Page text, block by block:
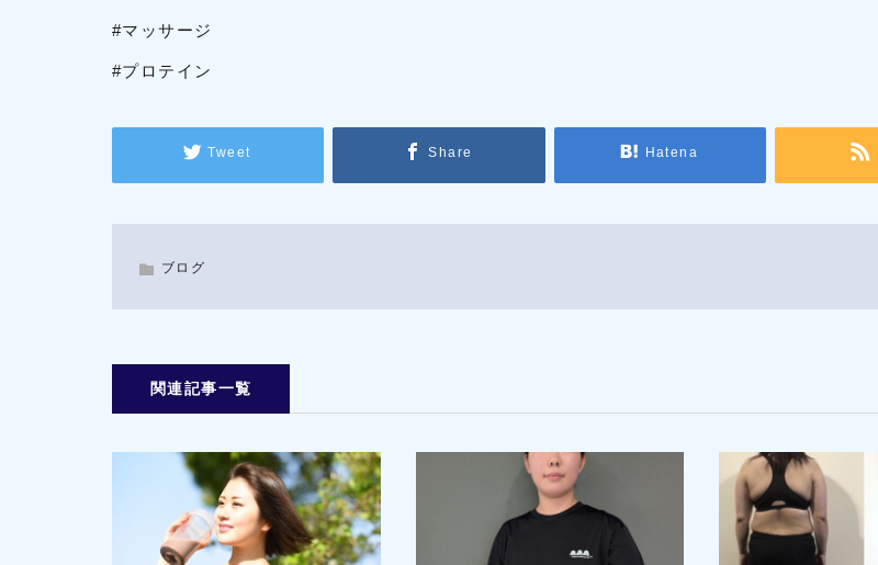
#マッサージ
#プロテイン
Tweet Share Hatena
ブログ
関連記事一覧